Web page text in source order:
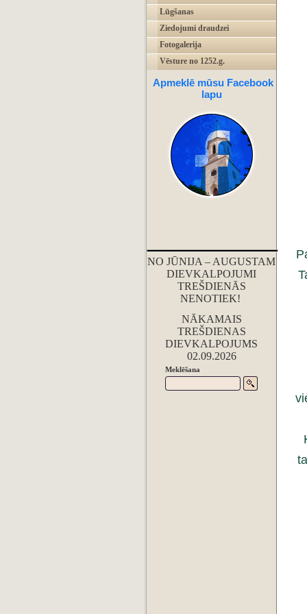
Lūgšanas
Ziedojumi draudzei
Fotogalerija
Vēsture no 1252.g.
Apmeklē mūsu Facebook
lapu
NO JŪNIJA – AUGUSTAM
DIEVKALPOJUMI
TREŠDIENĀS
NENOTIEK!
NĀKAMAIS
TREŠDIENAS
DIEVKALPOJUMS
02.09.2026
Meklēšana